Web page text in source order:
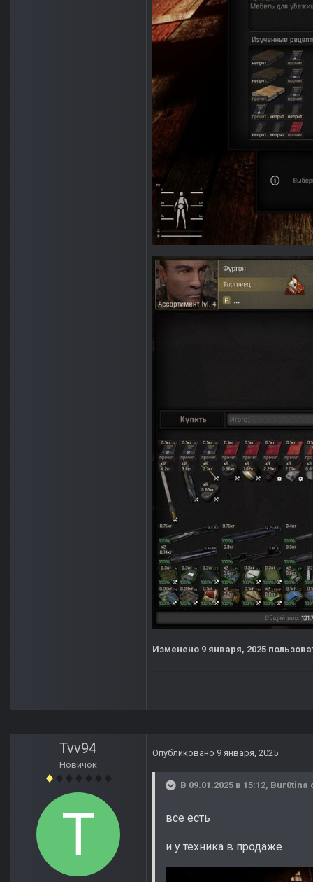
Изменено 9 января, 2025
Tvv94
Новичок
Опубликовано 9 января, 2025
В 09.01.2025 в 15:12, Bur0tina
все есть
и у техника в продаже